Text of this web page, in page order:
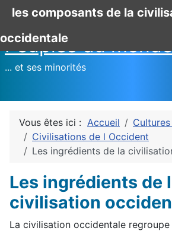
Peuples du
... et ses minorités
Vous êtes ici : Accueil
Civilisations de l Occident
Les ingrédients de la
Les ingrédients de
civilisation
La civilisation occidentale regroupe
les composants de la
occidentale